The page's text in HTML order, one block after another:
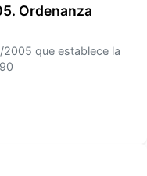
Ordenanza
que establece la